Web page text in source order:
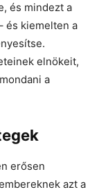
és mindezt a
és kiemelten a
elnökeit,
a
erősen
azt a